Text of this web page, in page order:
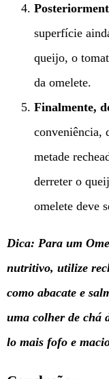
superfície
queijo, o
da omelete.
Finalmente,
conveniência,
metade
derreter o
omelete deve
Dica: Para um
nutritivo, utilize
como abacate e
uma colher de chá
lo mais fofo e